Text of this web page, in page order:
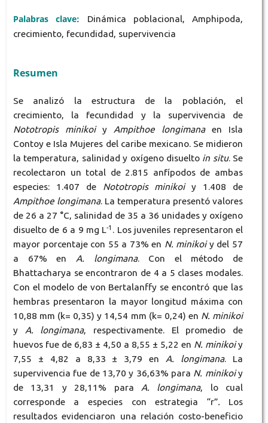
Palabras clave:
Dinámica poblacional, Amphipoda,
crecimiento, fecundidad, supervivencia
Resumen
Se analizó la estructura de la población, el
crecimiento, la fecundidad y la supervivencia de
Nototropis minikoiyAmpithoe longimanaen Isla
Contoy e Isla Mujeres del caribe mexicano. Se midieron
la temperatura, salinidad y oxígeno disuelto in situ. Se
recolectaron un total de 2.815 anfípodos de ambas
especies: 1.407 de Nototropis minikoiy 1.408 de
Ampithoe longimana. La temperatura presentó valores
de 26 a 27 °C, salinidad de 35 a 36 unidades y oxígeno
disuelto de 6 a 9 mg L-1 . Los juveniles representaron el
mayor porcentaje con 55 a 73% en N. minikoiy del 57
a 67% en A. longimana. Con el método de
Bhattacharya se encontraron de 4 a 5 clases modales.
Con el modelo de von Bertalanffy se encontró que las
hembras presentaron la mayor longitud máxima con
10,88 mm (k= 0,35) y 14,54 mm (k= 0,24) en N. minikoi
y A. longimana, respectivamente. El promedio de
huevos fue de 6,83 ± 4,50 a 8,55 ± 5,22 en N. minikoiy
7,55 ± 4,82 a 8,33 ± 3,79 enA. longimana. La
supervivencia fue de 13,70 y 36,63% para N. minikoiy
de 13,31 y 28,11% para A. longimana, lo cual
corresponde a especies con estrategia “r”. Los
resultados evidenciaron una relación costo-beneficio